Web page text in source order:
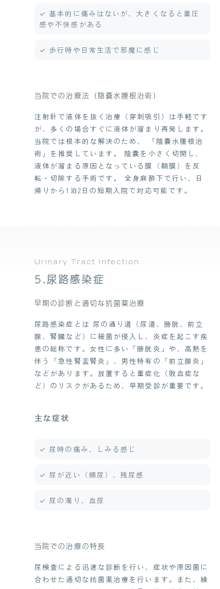
✓ 基本的に痛みはないが、大きくなると重圧
感や不快感がある
✓ 歩行時や日常生活で邪魔に感じ
当院での治療法（陰嚢水腫根治術）
注射針で液体を抜く治療（穿刺吸引）は手軽です
が、多くの場合すぐに液体が溜まり再発します。
当院では根本的な解決のため、 「陰嚢水腫根治
術」を推奨しています。 陰嚢を小さく切開し、
液体が溜まる原因となっている膜（鞘膜）を反
転・切除する手術です。 全身麻酔下で行い、日
帰りから1泊2日の短期入院で対応可能です。
Urinary Tract Infection
5.尿路感染症
早期の診断と適切な抗菌薬治療
尿路感染症とは 尿の通り道（尿道、膀胱、前立
腺、腎臓など）に細菌が侵入し、炎症を起こす疾
患の総称です。女性に多い「膀胱炎」や、高熱を
伴う「急性腎盂腎炎」、男性特有の「前立腺炎」
などがあります。放置すると重症化（敗血症な
ど）のリスクがあるため、早期受診が重要です。
主な症状
✓ 尿時の痛み、しみる感じ
✓ 尿が近い（頻尿）、残尿感
✓ 尿の濁り、血尿
当院での治療の特長
尿検査による迅速な診断を行い、症状や原因菌に
合わせた適切な抗菌薬治療を行います。また、繰